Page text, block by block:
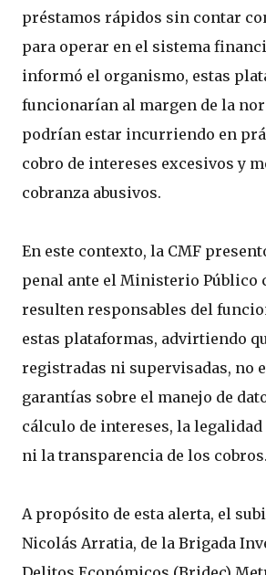
préstamos rápidos sin contar
para operar en el sistema
informó el organismo, estas
funcionarían al margen de la
podrían estar incurriendo en
cobro de intereses excesivos y
cobranza abusivos.
En este contexto, la CMF
penal ante el Ministerio Público
resulten responsables del
estas plataformas, advirtiendo
registradas ni supervisadas, no
garantías sobre el manejo de
cálculo de intereses, la
ni la transparencia de los cobros.
A propósito de esta alerta, el
Nicolás Arratia, de la Brigada